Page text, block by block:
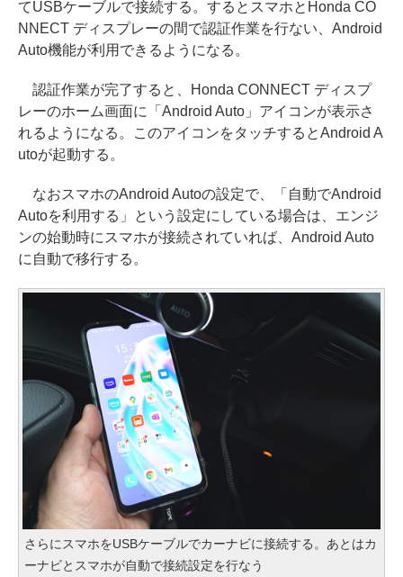
てUSBケーブルで接続する。するとスマホとHonda CO
NNECT ディスプレーの間で認証作業を行ない、Android
Auto機能が利用できるようになる。
認証作業が完了すると、Honda CONNECT ディスプ
レーのホーム画面に「Android Auto」アイコンが表示さ
れるようになる。このアイコンをタッチするとAndroid A
utoが起動する。
なおスマホのAndroid Autoの設定で、「自動でAndroid
Autoを利用する」という設定にしている場合は、エンジ
ンの始動時にスマホが接続されていれば、Android Auto
に自動で移行する。
さらにスマホをUSBケーブルでカーナビに接続する。あとはカ
ーナビとスマホが自動で接続設定を行なう